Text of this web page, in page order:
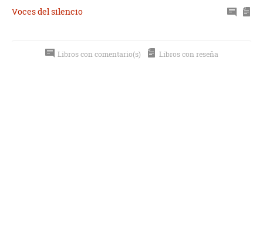
Voces del silencio
Libros con comentario(s) Libros con reseña